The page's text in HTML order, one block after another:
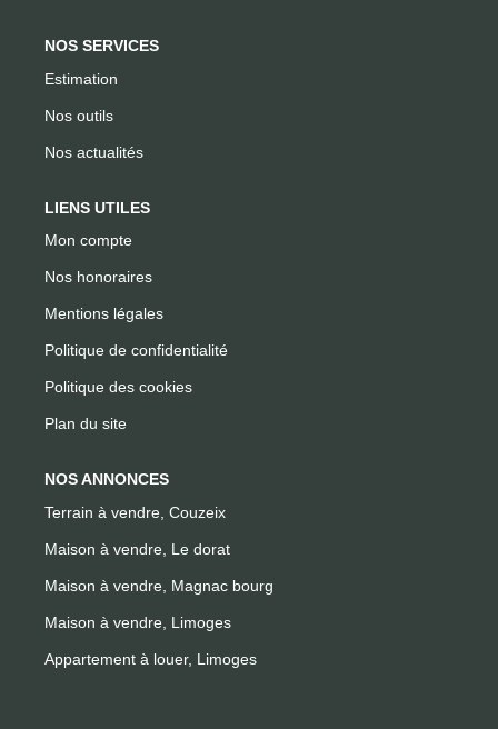
NOS SERVICES
Estimation
Nos outils
Nos actualités
LIENS UTILES
Mon compte
Nos honoraires
Mentions légales
Politique de confidentialité
Politique des cookies
Plan du site
NOS ANNONCES
Terrain à vendre, Couzeix
Maison à vendre, Le dorat
Maison à vendre, Magnac bourg
Maison à vendre, Limoges
Appartement à louer, Limoges